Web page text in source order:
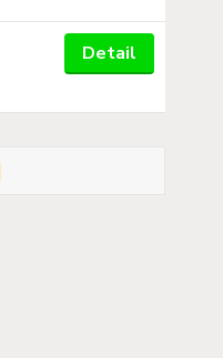
Detail